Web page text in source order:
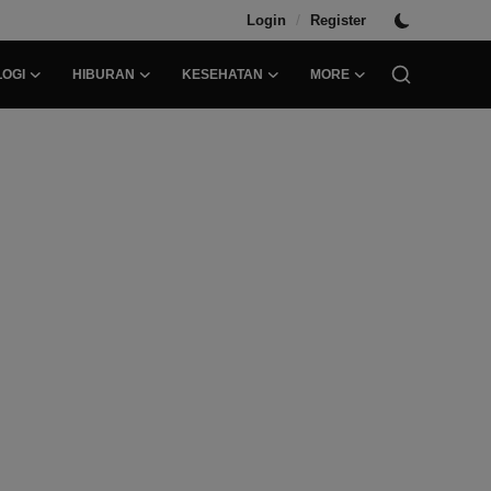
Login / Register
HIBURAN KESEHATAN MORE